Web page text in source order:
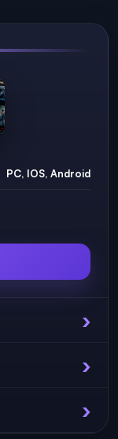
PC, IOS, Android